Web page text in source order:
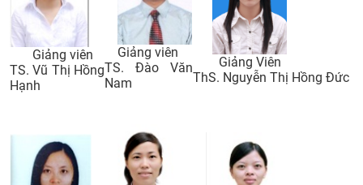
Giảng viên
TS. Vũ Thị Hồng
Hạnh
Giảng viên
TS. Đào Văn
Nam
Giảng Viên
ThS. Nguyễn Thị Hồng Đức